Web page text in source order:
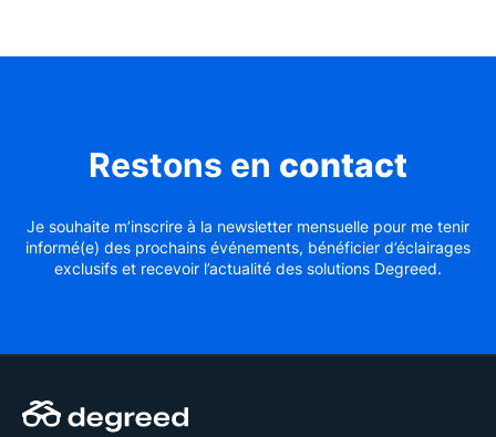
Restons en contact
Je souhaite m’inscrire à la newsletter mensuelle pour me tenir
informé(e) des prochains événements, bénéficier d’éclairages
exclusifs et recevoir l’actualité des solutions Degreed.